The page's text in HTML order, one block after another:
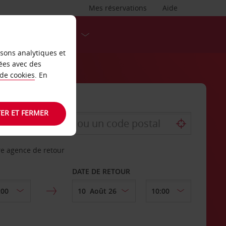
Aide
Mes réservations
agence de retour
DATE DE RETOUR
analytiques et
avec des
cookies. En
ET FERMER